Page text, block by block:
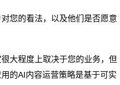
您的看法，以及他们是否愿意
大程度上取决于您的业务，但
的AI内容运营策略是基于可实